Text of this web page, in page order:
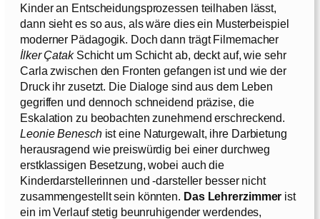
Kinder an Entscheidungsprozessen teilhaben lässt,
dann sieht es so aus, als wäre dies ein Musterbeispiel
moderner Pädagogik. Doch dann trägt Filmemacher
İlker ÇatakSchicht um Schicht ab, deckt auf, wie sehr
Carla zwischen den Fronten gefangen ist und wie der
Druck ihr zusetzt. Die Dialoge sind aus dem Leben
gegriffen und dennoch schneidend präzise, die
Eskalation zu beobachten zunehmend erschreckend.
Leonie Beneschist eine Naturgewalt, ihre Darbietung
herausragend wie preiswürdig bei einer durchweg
erstklassigen Besetzung, wobei auch die
Kinderdarstellerinnen und -darsteller besser nicht
zusammengestellt sein könnten. Das Lehrerzimmer ist
ein im Verlauf stetig beunruhigender werdendes,